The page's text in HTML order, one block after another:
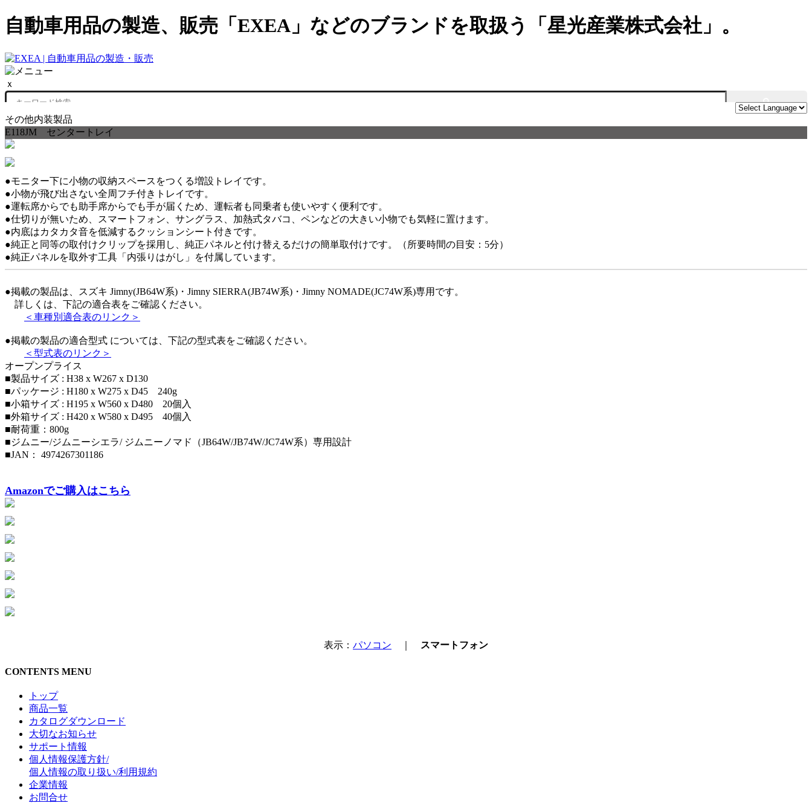
自動車用品の製造、販売「EXEA」などのブランドを取扱う「星光産業株式会社」。
ｘ
その他内装製品
E118JM センタートレイ
●モニター下に小物の収納スペースをつくる増設トレイです。
●小物が飛び出さない全周フチ付きトレイです。
●運転席からでも助手席からでも手が届くため、運転者も同乗者も使いやすく便利です。
●仕切りが無いため、スマートフォン、サングラス、加熱式タバコ、ペンなどの大きい小物でも気軽に置けます。
●内底はカタカタ音を低減するクッションシート付きです。
●純正と同等の取付けクリップを採用し、純正パネルと付け替えるだけの簡単取付けです。（所要時間の目安：5分）
●純正パネルを取外す工具「内張りはがし」を付属しています。
●掲載の製品は、スズキ Jimny(JB64W系)・Jimny SIERRA(JB74W系)・Jimny NOMADE(JC74W系)専用です。
詳しくは、下記の適合表をご確認ください。
＜車種別適合表のリンク＞
●掲載の製品の適合型式 については、下記の型式表をご確認ください。
＜型式表のリンク＞
オープンプライス
■製品サイズ : H38 x W267 x D130
■パッケージ : H180 x W275 x D45 240g
■小箱サイズ : H195 x W560 x D480 20個入
■外箱サイズ : H420 x W580 x D495 40個入
■耐荷重：800g
■ジムニー/ジムニーシエラ/ ジムニーノマド（JB64W/JB74W/JC74W系）専用設計
■JAN： 4974267301186
Amazonでご購入はこちら
表示： パソコン スマートフォン
CONTENTS MENU
トップ
商品一覧
カタログダウンロード
大切なお知らせ
サポート情報
個人情報保護方針/
個人情報の取り扱い/利用規約
企業情報
お問合せ